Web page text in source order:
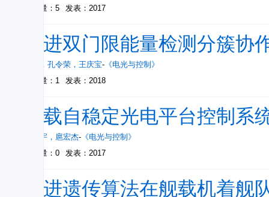
被引量：5 发表：2017
改进双门限能量检测分簇协
， 孔令荣 ， 王庆宝- 《电光与控制》
被引量：1
发表：2018
舰载自稳定光电平台控制系
赵鸿宇 ， 扈宏杰- 《电光与控制》
被引量：0
发表：2017
改进遗传算法在舰载机着舰